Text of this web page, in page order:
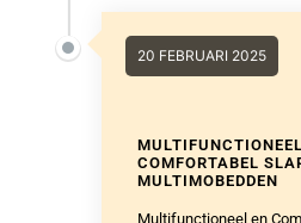
MULTIFUNCTIONEEL
MULTIMOBEDDEN